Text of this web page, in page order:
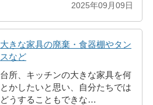
2025年09月09日
大きな家具の廃棄・食器棚やタン
スなど
台所、キッチンの大きな家具を何
とかしたいと思い、自分たちでは
どうすることもできな…